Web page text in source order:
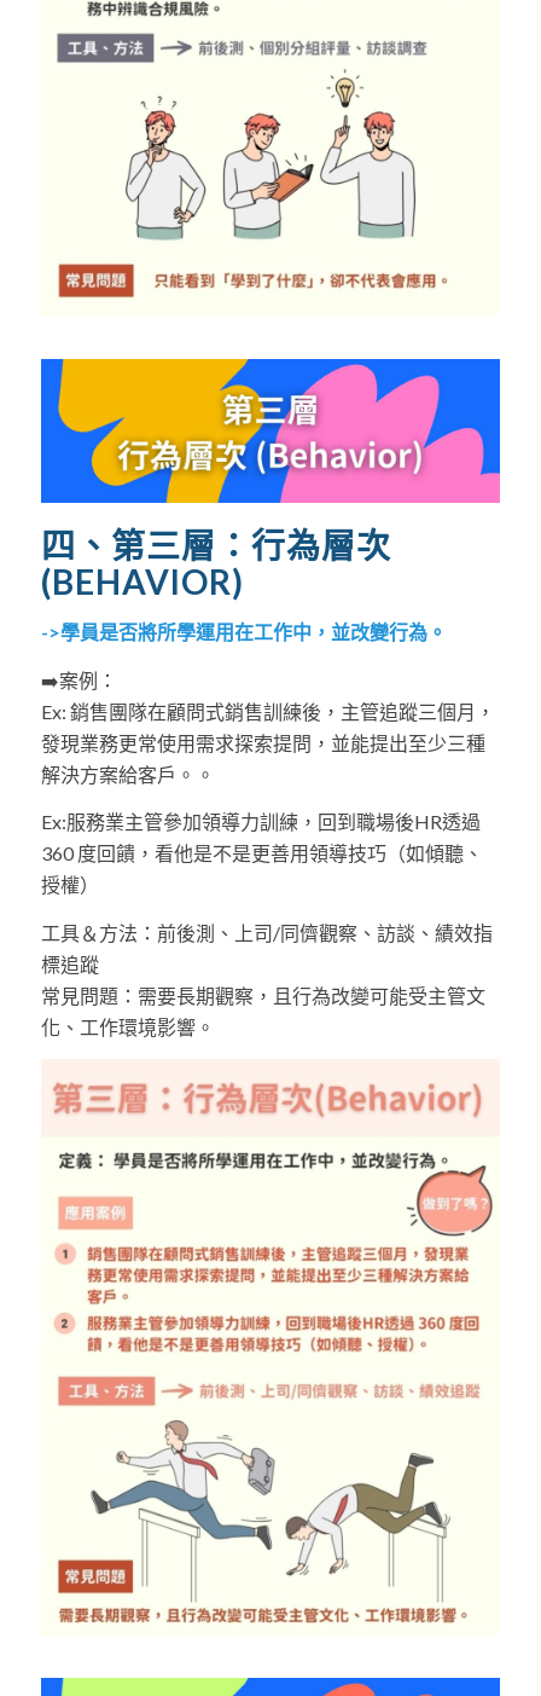
四、第三層：行為層次
(BEHAVIOR)
->學員是否將所學運用在工作中，並改變行為。
➡️案例：
Ex: 銷售團隊在顧問式銷售訓練後，主管追蹤三個月，
發現業務更常使用需求探索提問，並能提出至少三種
解決方案給客戶。。
Ex:服務業主管參加領導力訓練，回到職場後HR透過
360 度回饋，看他是不是更善用領導技巧（如傾聽、
授權）
工具＆方法：前後測、上司/同儕觀察、訪談、績效指
標追蹤
常見問題：需要長期觀察，且行為改變可能受主管文
化、工作環境影響。